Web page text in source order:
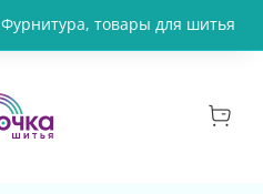
Фурнитура, товары для шитья